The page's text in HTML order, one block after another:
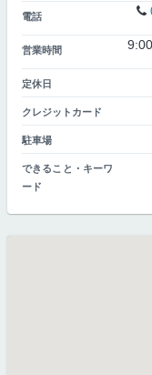
電話
営業時間
定休日
クレジットカード
駐車場
できること・キーワ
ード